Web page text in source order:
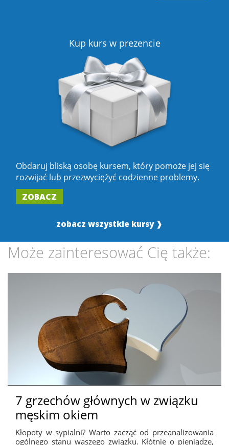
Kup kurs w prezencie
Obdaruj bliską osobę kursem, który pomoże jej się
rozwijać lub przezwyciężyć codzienne problemy.
ZOBACZ
zobacz wszystkie kursy ❱
Może zainteresować Cię także:
7 grzechów głównych w związku
męskim okiem
Kłopoty w sypialni? Warto zacząć od przeanalizowania
ogólnego stanu waszego związku. Kłótnie o pieniądze,